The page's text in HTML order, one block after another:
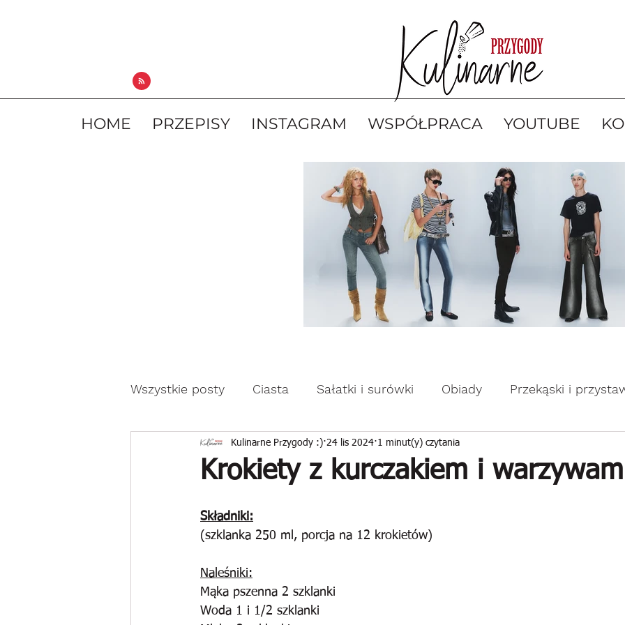
HOME PRZEPISY INSTAGRAM WSPÓŁPRACA YOUTUBE
Wszystkie posty Ciasta Sałatki i surówki Obiady Przekąski i
Drożdżowe wypieki Zapiekanki Placuszki i naleśniki
Krokiety z kurczakiem i
Kulinarne Przygody :) 24 lis 2024 1 minut(y) czytania
Składniki:
(szklanka 250 ml, porcja na 12 krokietów)
Naleśniki:
Mąka pszenna 2 szklanki
Woda 1 i 1/2 szklanki